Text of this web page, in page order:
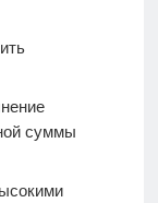
суммы